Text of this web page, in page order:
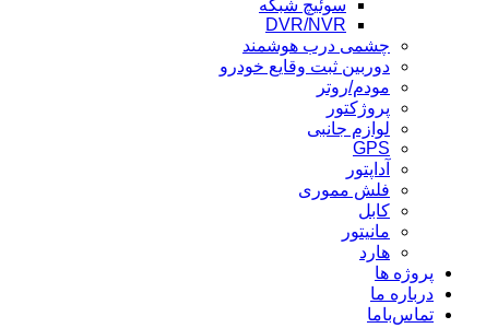
سوئیچ شبکه
DVR/NVR
چشمی درب هوشمند
دوربین ثبت وقایع خودرو
مودم/روتر
پروژکتور
لوازم جانبی
GPS
آداپتور
فلش مموری
کابل
مانیتور
هارد
پروژه ها
درباره ما
تماس‌باما